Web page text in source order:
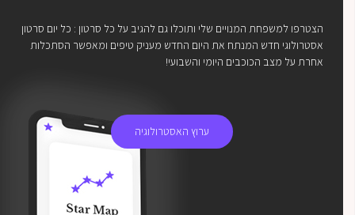
הצטרפו למשפחת המנויים שלי ותוכלו גם להגיב על כל סרטון : כל יום סרטון
אסטרולוגי חדש המנתח את היום החדש מעניק טיפים ומאפשר הסתכלות
אחרת על מצב הכוכבים היומי והשבועי!
ערוץ האסטרולוגיה